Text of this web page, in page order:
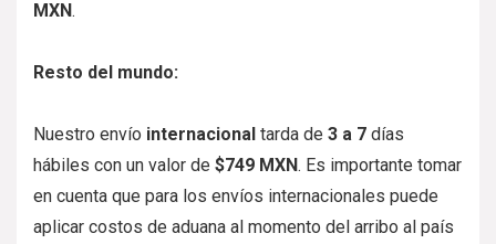
MXN.
Resto del mundo:
Nuestro envío internacional tarda de 3 a 7 días
hábiles con un valor de $749 MXN. Es importante tomar
en cuenta que para los envíos internacionales puede
aplicar costos de aduana al momento del arribo al país